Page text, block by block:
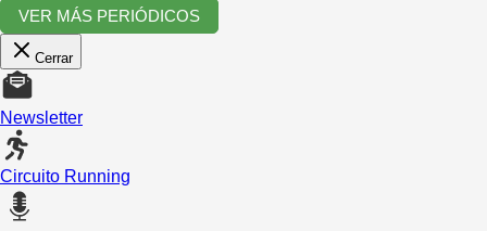
VER MÁS PERIÓDICOS
Cerrar
Newsletter
Circuito Running